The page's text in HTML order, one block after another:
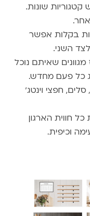
שונות.
בקלות אפשר
השני.
שאיתם נוכל
כל פעם מחדש.
חפצי וינטג'
חווית הארגון
וכיפית.